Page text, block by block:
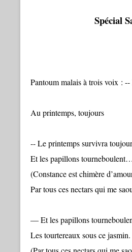
Spécial
Pantoum malais à trois voix :
Au printemps, toujours
-- Le printemps survivra
Et les papillons tourneboulent…
(Constance est chimère
Par tous ces nectars qui me
— Et les papillons
Les tourtereaux sous ce jasmin.